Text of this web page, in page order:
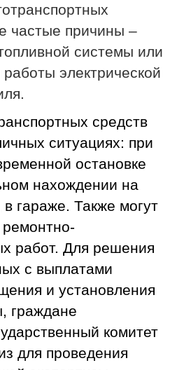
частые причины –
системы или
электрической
средств
ситуациях: при
остановке
нахождении на
в гараже. Также могут
ремонтно-
работ. Для решения
с выплатами
и установления
граждане
комитет
для проведения